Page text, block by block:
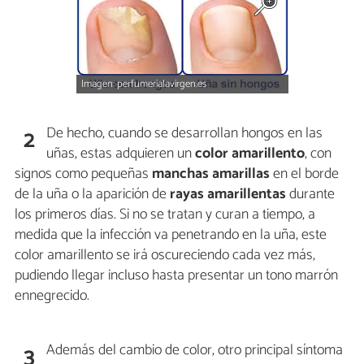
Imagen: perfumerialavirgen.es
2 De hecho, cuando se desarrollan hongos en las
uñas, estas adquieren uncolor amarillento, con
signos como pequeñas manchas amarillasen el borde
de la uña o la aparición derayas amarillentasdurante
los primeros días. Si no se tratan y curan a tiempo, a
medida que la infección va penetrando en la uña, este
color amarillento se irá oscureciendo cada vez más,
pudiendo llegar incluso hasta presentar un tono marrón
ennegrecido.
Además del cambio de color, otro principal síntoma